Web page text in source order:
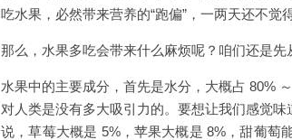
吃水果，必然带来营养的“跑偏”，一两天还不觉
那么，水果多吃会带来什么麻烦呢？咱们还是先
水果中的主要成分，首先是水分，大概占 80%
对人类是没有多大吸引力的。要想让我们感觉
说，草莓大概是 5%，苹果大概是 8%，甜葡萄